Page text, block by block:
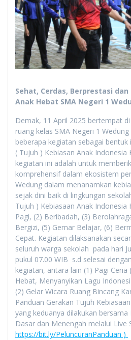
Sehat, Cerdas, Berprestasi
Anak Hebat SMA Negeri 1
Demak, 11 April 2025 bertempat
ruang kelas SMA Negeri 1
beberapa kegiatan sebagai
( Tujuh ) Kebiasan Anak Indonesia
kegiatan ini adalah untuk
komprehensif dalam ekosistem
Wedung dalam menanamkan
sejak dini baik di lingkungan
Tujuh ) Kebiasaan Anak Indonesia
Pagi, (2) Beribadah, (3)
Bergizi, (5) Gemar Belajar, (6)
Cepat. Kegiatan dilaksanakan
seluruh warga sekolah pada hari
pukul 07.00 WIB s.d selesai
kegiatan, antara lain (1) Pagi Ceria
Hebat, Menyanyikan Lagu
(2) Gelar Wicara Ruang Bincang
Panduan Gerakan Tujuh
yang keduanya dilakukan bersama
Dasar dan Menengah melalui Live
https://bit.ly/PeluncuranPanduan )